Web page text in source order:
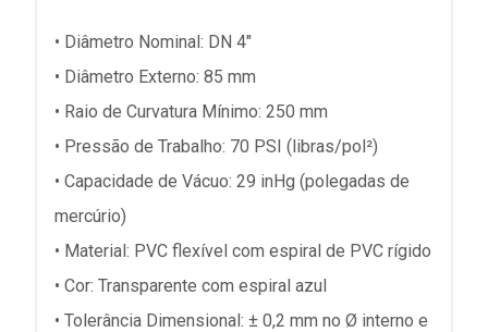
• Diâmetro Nominal: DN 4"
• Diâmetro Externo: 85 mm
• Raio de Curvatura Mínimo: 250 mm
• Pressão de Trabalho: 70 PSI (libras/pol²)
• Capacidade de Vácuo: 29 inHg (polegadas de
mercúrio)
• Material: PVC flexível com espiral de PVC rígido
• Cor: Transparente com espiral azul
• Tolerância Dimensional: ± 0,2 mm no Ø interno e